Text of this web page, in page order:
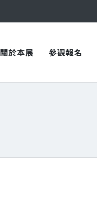
關於本展 參觀報名